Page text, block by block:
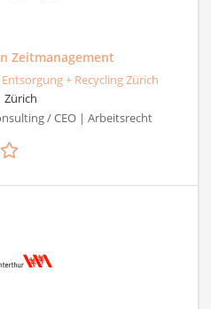
Zeitmanagement
+ Recycling Zürich
Zürich
/ CEO | Arbeitsrecht